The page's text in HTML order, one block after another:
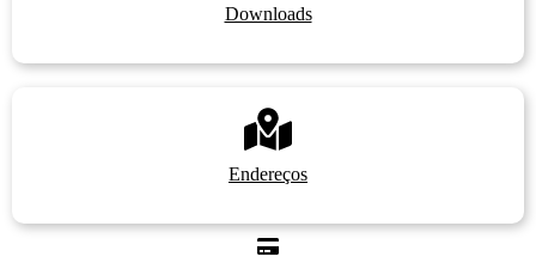
Downloads
Endereços